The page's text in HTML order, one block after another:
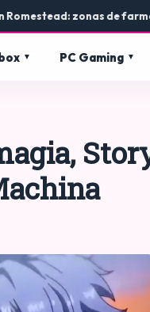
zonas de farmeo y
PC Gaming